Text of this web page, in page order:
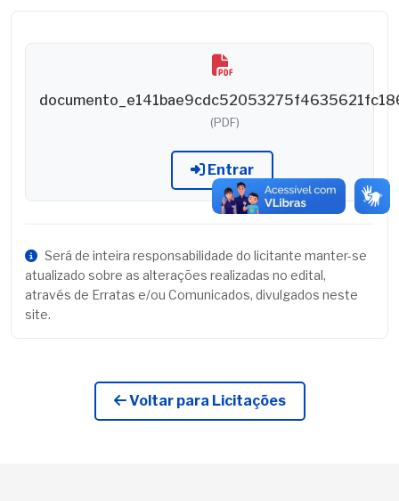
(PDF)
Entrar
Será de inteira responsabilidade do licitante manter-se
atualizado sobre as alterações realizadas no edital,
através de Erratas e/ou Comunicados, divulgados neste
site.
Voltar para Licitações